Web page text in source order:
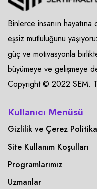
Binlerce insanın hayatına
eşsiz mutluluğunu
güç ve motivasyonla
büyümeye ve gelişmeye
Copyright © 2022 SEM.
Kullanıcı Menüsü
Gizlilik ve Çerez
Site Kullanım Koşulları
Programlarımız
Uzmanlar